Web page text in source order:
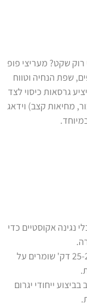
רוק שקט? מעריצי פופ
שפת הנחיה וטווח
גרסאות כיסוי לצד
מחיאות קצב) וידאג
נגינה אקוסטיים כדי
– 3-4 מקבצים בני 25-20 דק' שומרים על
ייחודי יגרום